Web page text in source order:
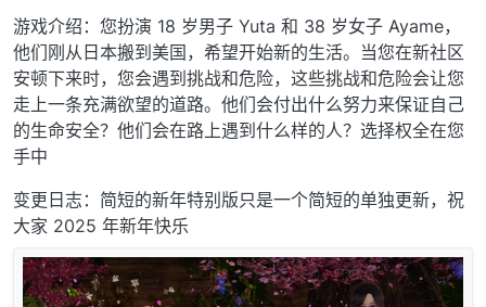
游戏介绍：您扮演 18 岁男子 Yuta 和 38 岁女子 Ayame，
他们刚从日本搬到美国，希望开始新的生活。当您在新社区
安顿下来时，您会遇到挑战和危险，这些挑战和危险会让您
走上一条充满欲望的道路。他们会付出什么努力来保证自己
的生命安全？他们会在路上遇到什么样的人？选择权全在您
手中
变更日志：简短的新年特别版只是一个简短的单独更新，祝
大家 2025 年新年快乐